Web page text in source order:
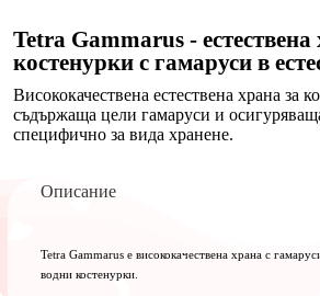
Tetra Gammarus - естествена
костенурки с гамаруси в
Висококачествена естествена храна за
съдържаща цели гамаруси и
специфично за вида хранене.
Описание
Tetra Gammarus е висококачествена хранас
водни костенурки.